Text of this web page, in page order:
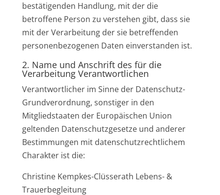
bestätigenden Handlung, mit der die
betroffene Person zu verstehen gibt, dass sie
mit der Verarbeitung der sie betreffenden
personenbezogenen Daten einverstanden ist.
2. Name und Anschrift des für die
Verarbeitung Verantwortlichen
Verantwortlicher im Sinne der Datenschutz-
Grundverordnung, sonstiger in den
Mitgliedstaaten der Europäischen Union
geltenden Datenschutzgesetze und anderer
Bestimmungen mit datenschutzrechtlichem
Charakter ist die:
Christine Kempkes-Clüsserath Lebens- &
Trauerbegleitung